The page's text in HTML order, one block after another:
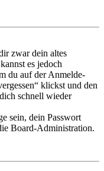
zwar dein altes
es jedoch
du auf der Anmelde-
klickst und den
schnell wieder
sein, dein Passwort
Board-Administration.